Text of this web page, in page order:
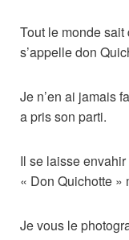
Tout le monde sait
s’appelle don
Je n’en ai jamais
a pris son parti.
Il se laisse
« Don Quichotte »
Je vous le